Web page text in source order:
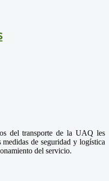
del transporte de la UAQ les
de seguridad y logística
del servicio.